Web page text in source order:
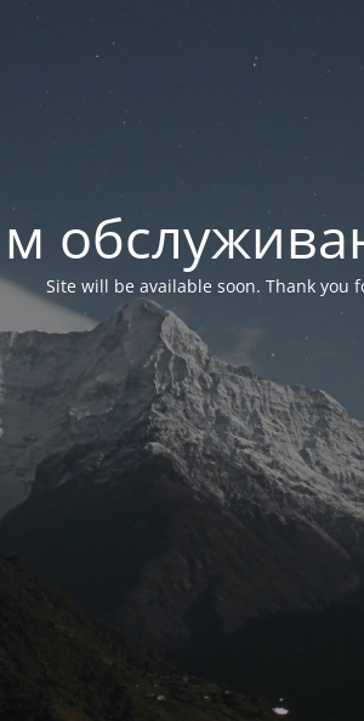
Site will be available soon. Thank you